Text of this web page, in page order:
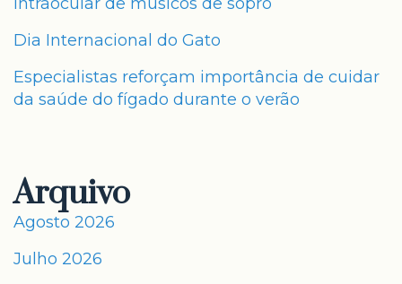
Dia Internacional do Gato
Especialistas reforçam importância de cuidar
da saúde do fígado durante o verão
Arquivo
Agosto 2026
Julho 2026